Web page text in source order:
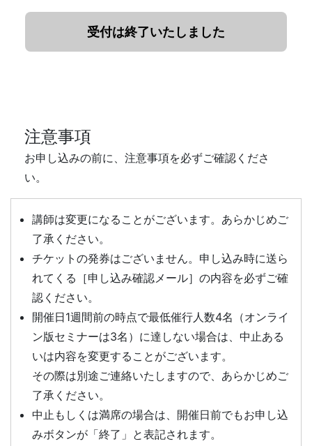
受付は終了いたしました
注意事項
お申し込みの前に、注意事項を必ずご確認くださ
い。
講師は変更になることがございます。あらかじめご
了承ください。
チケットの発券はございません。申し込み時に送ら
れてくる［申し込み確認メール］の内容を必ずご確
認ください。
開催日1週間前の時点で最低催行人数4名（オンライ
ン版セミナーは3名）に達しない場合は、中止ある
いは内容を変更することがございます。
その際は別途ご連絡いたしますので、あらかじめご
了承ください。
中止もしくは満席の場合は、開催日前でもお申し込
みボタンが「終了」と表記されます。